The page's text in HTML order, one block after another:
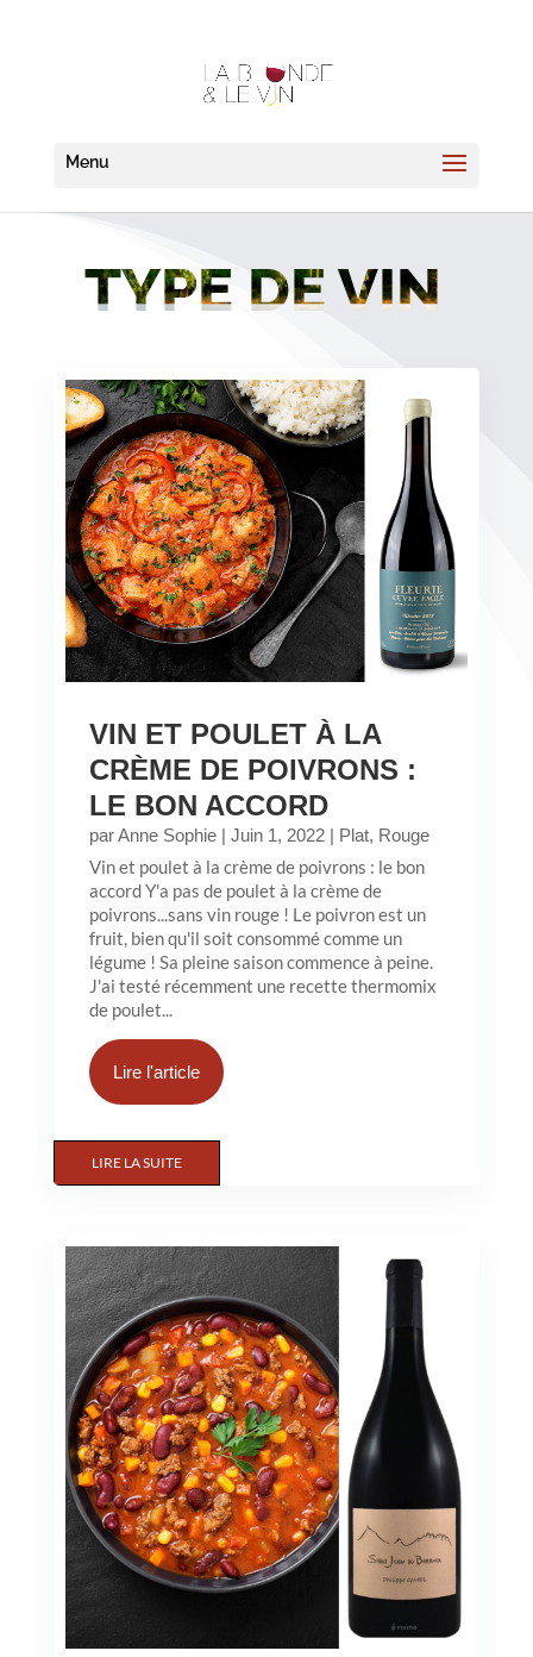
TYPE DE VIN
VIN ET POULET À LA
CRÈME DE POIVRONS :
LE BON ACCORD
parAnne Sophie| Juin 1, 2022| Plat, Rouge
Vin et poulet à la crème de poivrons : le bon
accord Y'a pas de poulet à la crème de
poivrons...sans vin rouge ! Le poivron est un
fruit, bien qu'il soit consommé comme un
légume ! Sa pleine saison commence à peine.
J'ai testé récemment une recette thermomix
de poulet...
Lire l'article
LIRE LA SUITE